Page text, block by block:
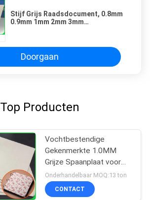
Stijf Grijs Raadsdocument, 0.8mm
0.9mm 1mm 2mm 3mm
Doorgaan
Top Producten
Vochtbestendige
Gekenmerkte 1.0MM
Grijze Spaanplaat voor
Hardcover-Notitieboekje
Onderhandelbaar MOQ:13 ton
CONTACT